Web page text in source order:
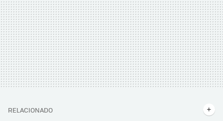
RELACIONADO